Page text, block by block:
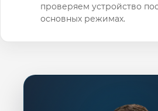
проверяем устройство
основных режимах.